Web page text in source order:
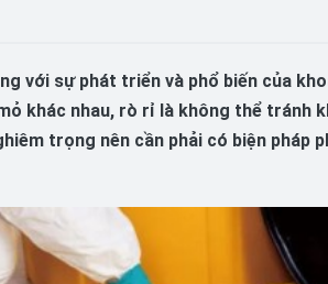
với sự phát triển và phổ biến của
khác nhau, rò rỉ là không thể tránh
trọng nên cần phải có biện pháp